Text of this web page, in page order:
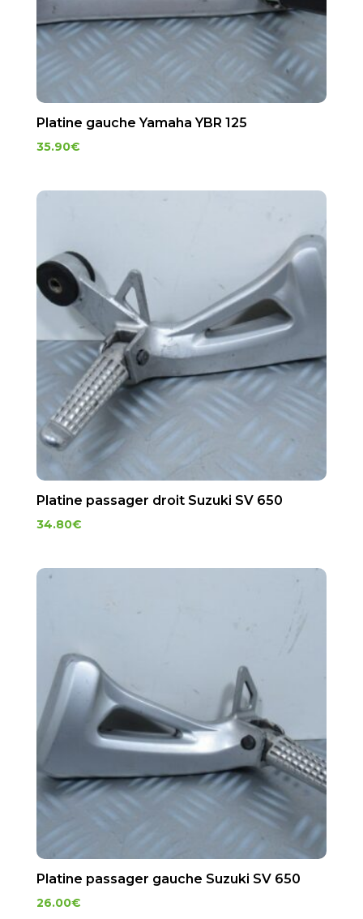
Platine gauche Yamaha YBR 125
35.90€
Platine passager droit Suzuki SV 650
34.80€
Platine passager gauche Suzuki SV 650
26.00€